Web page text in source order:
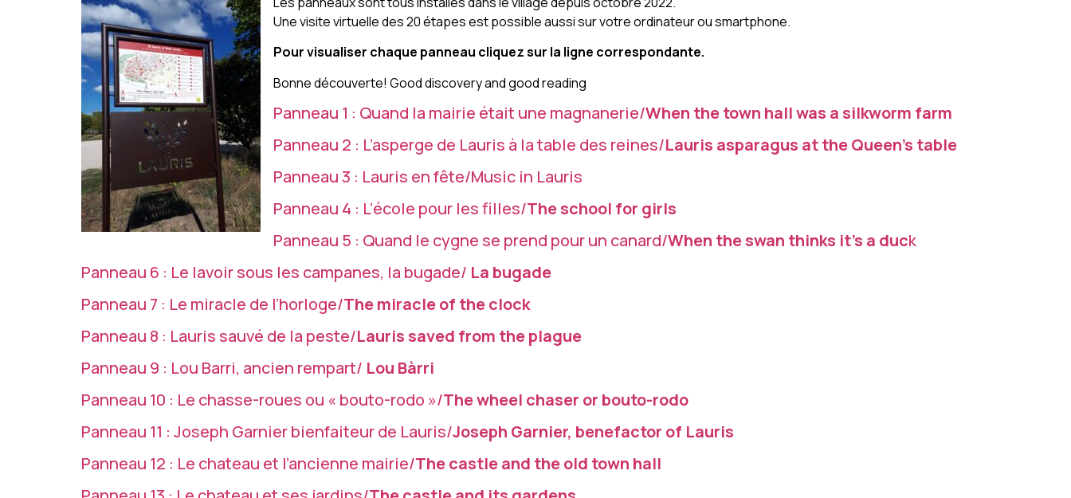
Une visite virtuelle des 20 étapes est possible aussi sur votre ordinateur ou smartphone.
Pour visualiser chaque panneau cliquez sur la ligne correspondante.
Bonne découverte! Good discovery and good reading
Panneau 1 : Quand la mairie était une magnanerie/When the town hall was a silkworm farm
Panneau 2 : L’asperge de Lauris à la table des reines/Lauris asparagus at the Queen’s table
Panneau 3 : Lauris en fête/Music in Lauris
Panneau 4 : L’école pour les filles/The school for girls
Panneau 5 : Quand le cygne se prend pour un canard/When the swan thinks it’s a duck
Panneau 6 : Le lavoir sous les campanes, la bugade/ La bugade
Panneau 7 : Le miracle de l’horloge/The miracle of the clock
Panneau 8 : Lauris sauvé de la peste/Lauris saved from the plague
Panneau 9 : Lou Barri, ancien rempart/ Lou Bàrri
Panneau 10 : Le chasse-roues ou « bouto-rodo »/The wheel chaser or bouto-rodo
Panneau 11 : Joseph Garnier bienfaiteur de Lauris/Joseph Garnier, benefactor of Lauris
Panneau 12 : Le chateau et l’ancienne mairie/The castle and the old town hall